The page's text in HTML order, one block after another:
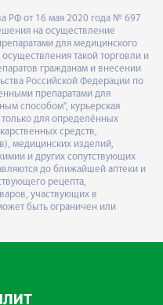
РФ от 16 мая 2020 года № 697
на осуществление
для медицинского
такой торговли и
гражданам и внесении
Российской Федерации по
препаратами для
способом", курьерская
для определённых
средств,
медицинских изделий,
и других сопутствующих
до ближайшей аптеки и
рецепта,
участвующих в
быть ограничен или